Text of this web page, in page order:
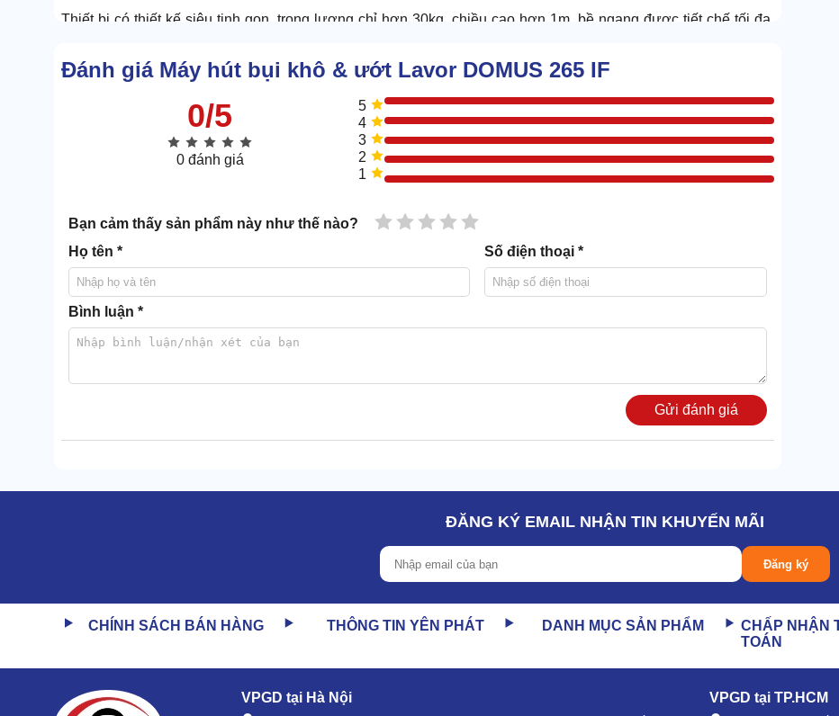
Thiết bị có thiết kế siêu tinh gọn, trọng lượng chỉ hơn 30kg, chiều cao hơn 1m, bề ngang được tiết chế tối đa.
Đặc biệt, quá trình vận hành thiết bị cũng không có gì phức tạp. Chỉ cần quan sát qua bảng điều khiển là có thể
Khả năng tiếp cận của máy có được nhờ 2 phương diện chính, đó là kết cấu tinh gọn và khả năng di chuyển
siêu nhanh.
Cũng chính vì lợi thế này, bạn có thể tận dụng
ngay lập tức, không phải chờ
Đánh giá Máy hút bụi khô & ướt Lavor DOMUS 265 IF
0/5
0 đánh giá
5
4
3
2
1
Bạn cảm thấy sản phẩm này như thế nào? 5 sao
4 sao
3 sao
2 sao
1 sao
Họ tên * Số điện thoại *
Bình luận *
Gửi đánh giá
ĐĂNG KÝ EMAIL NHẬN TIN KHUYẾN MÃI
Đăng ký
CHÍNH SÁCH BÁN HÀNG THÔNG TIN YÊN PHÁT DANH MỤC SẢN PHẨM
CHẤP NHẬN
TOÁN
VPGD tại Hà Nội VPGD tại TP.HCM